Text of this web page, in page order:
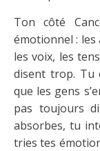
Ton côté
émotionnel : les
les voix, les
disent trop. Tu
que les gens
pas toujours
absorbes, tu
tries tes